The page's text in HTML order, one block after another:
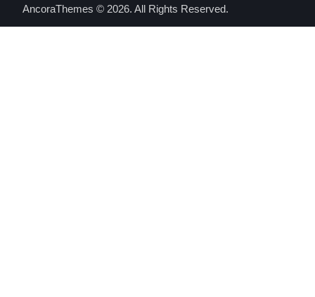
AncoraThemes © 2026. All Rights Reserved.